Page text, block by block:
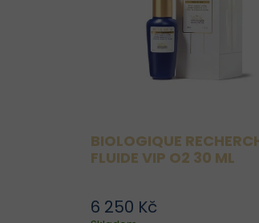
BIOLOGIQUE
FLUIDE VIP O2 30 ML
Fluide O₂ je lehký
6 250 Kč